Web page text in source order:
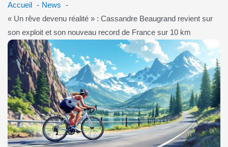
Accueil
News
« Un rêve devenu réalité » : Cassandre Beaugrand revient sur
son exploit et son nouveau record de France sur 10 km